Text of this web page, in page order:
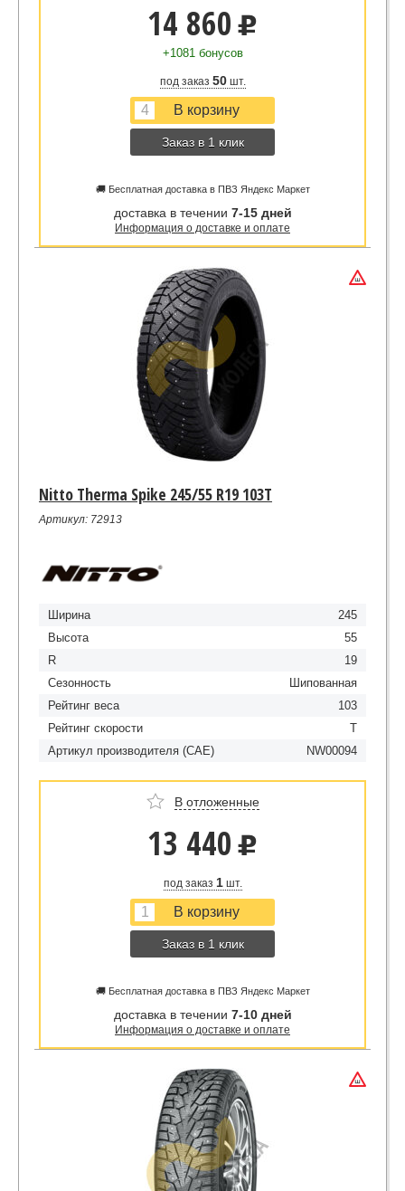
14 860 u
+1081 бонусов
под заказ 50шт.
Заказ в 1 клик
🚚 Бесплатная доставка в ПВЗ Яндекс Маркет
доставка в течении 7-15 дней
Информация о доставке и оплате
Nitto Therma Spike 245/55 R19 103T
Артикул: 72913
Ширина
245
Высота
55
R
19
Сезонность
Шипованная
Рейтинг веса
103
Рейтинг скорости
T
Артикул производителя (CAE)
NW00094
В отложенные
13 440 u
под заказ 1шт.
Заказ в 1 клик
🚚 Бесплатная доставка в ПВЗ Яндекс Маркет
доставка в течении 7-10 дней
Информация о доставке и оплате